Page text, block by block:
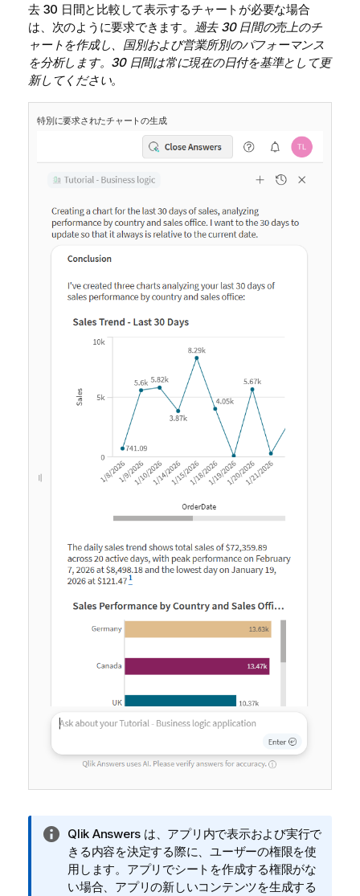
去 30 日間と比較して表示するチャートが必要な場合
は、次のように要求できます。 過去 30 日間の売上のチ
ャートを作成し、国別および営業所別のパフォーマンス
を分析します。30 日間は常に現在の日付を基準として更
新してください。
特別に要求されたチャートの生成
情
報
メ
モ
Qlik Answers は、アプリ内で表示および実行で
きる内容を決定する際に、ユーザーの権限を使
用します。アプリでシートを作成する権限がな
い場合、アプリの新しいコンテンツを生成する